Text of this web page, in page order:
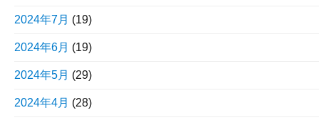
2024年7月 (19)
2024年6月 (19)
2024年5月 (29)
2024年4月 (28)